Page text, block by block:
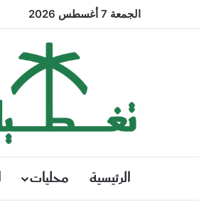
الجمعة 7 أغسطس 2026
الرئيسية محليات